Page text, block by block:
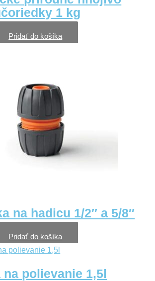
Potreby na
Domáca
1 kg
Pridať do košíka
na hadicu 1/2″ a 5/8″
Pridať do košíka
na polievanie 1,5l